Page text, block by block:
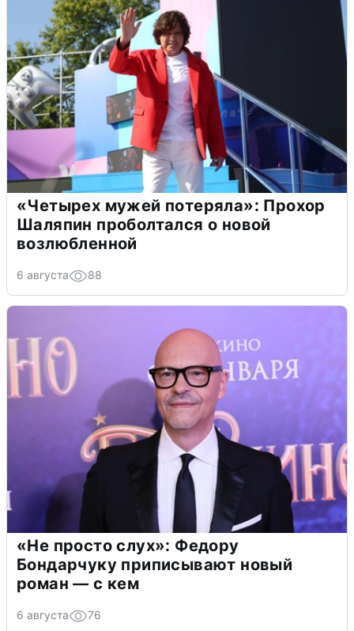
«Четырех мужей потеряла»: Прохор
Шаляпин проболтался о новой
возлюбленной
6 августа 88
«Не просто слух»: Федору
Бондарчуку приписывают новый
роман — с кем
6 августа 76